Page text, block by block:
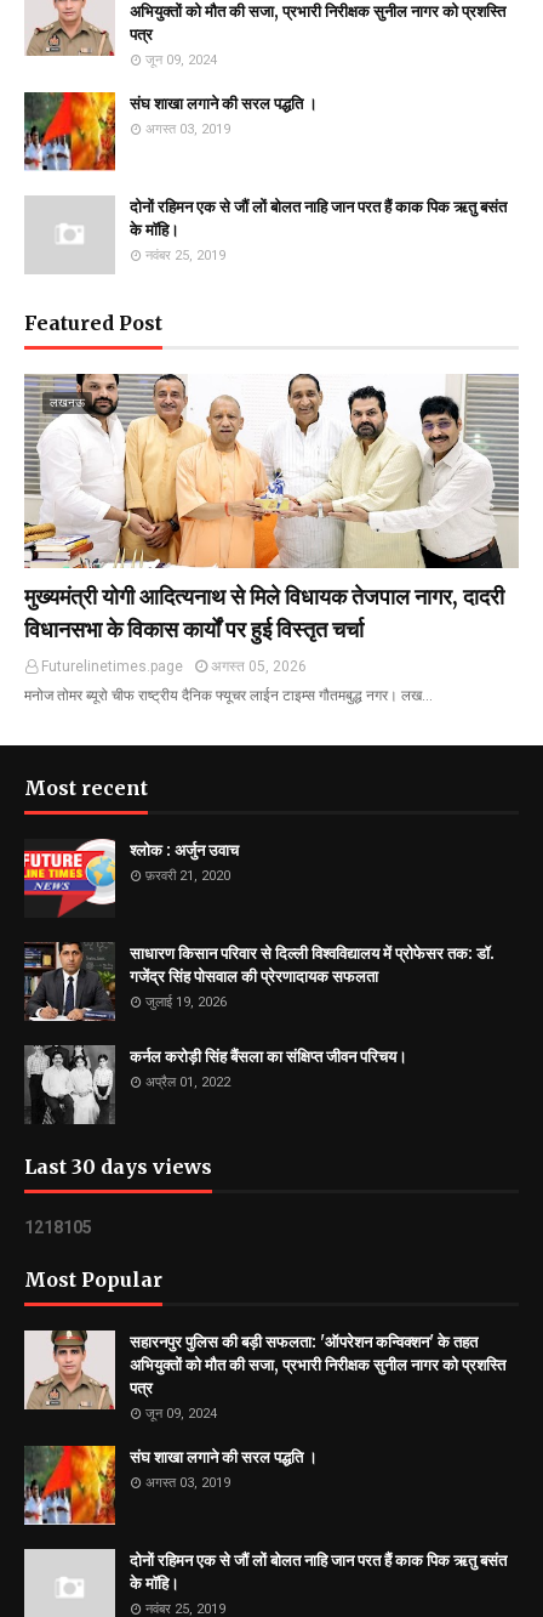
अभियुक्तों को मौत की सजा, प्रभारी निरीक्षक सुनील नागर को प्रशस्ति
पत्र
जून 09, 2024
संघ शाखा लगाने की सरल पद्धति ।
अगस्त 03, 2019
दोनों रहिमन एक से जौं लों बोलत नाहि जान परत हैं काक पिक ऋतु बसंत
के माॅहि।
नवंबर 25, 2019
Featured Post
लखनऊ
मुख्यमंत्री योगी आदित्यनाथ से मिले विधायक तेजपाल नागर, दादरी
विधानसभा के विकास कार्यों पर हुई विस्तृत चर्चा
Futurelinetimes.page
अगस्त 05, 2026
मनोज तोमर ब्यूरो चीफ राष्ट्रीय दैनिक फ्यूचर लाईन टाइम्स गौतमबुद्ध नगर। लख…
Most recent
श्लोक : अर्जुन उवाच
फ़रवरी 21, 2020
साधारण किसान परिवार से दिल्ली विश्वविद्यालय में प्रोफेसर तक: डॉ.
गजेंद्र सिंह पोसवाल की प्रेरणादायक सफलता
जुलाई 19, 2026
कर्नल करोड़ी सिंह बैंसला का संक्षिप्त जीवन परिचय।
अप्रैल 01, 2022
Last 30 days views
1 21 81 05
Most Popular
सहारनपुर पुलिस की बड़ी सफलता: 'ऑपरेशन कन्विक्शन' के तहत
अभियुक्तों को मौत की सजा, प्रभारी निरीक्षक सुनील नागर को प्रशस्ति
पत्र
जून 09, 2024
संघ शाखा लगाने की सरल पद्धति ।
अगस्त 03, 2019
दोनों रहिमन एक से जौं लों बोलत नाहि जान परत हैं काक पिक ऋतु बसंत
के माॅहि।
नवंबर 25, 2019